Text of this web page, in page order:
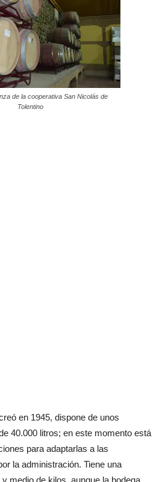
de la cooperativa San Nicolás de
Tolentino
en 1945, dispone de unos
40.000 litros; en este momento está
para adaptarlas a las
la administración. Tiene una
medio de kilos, aunque la bodega